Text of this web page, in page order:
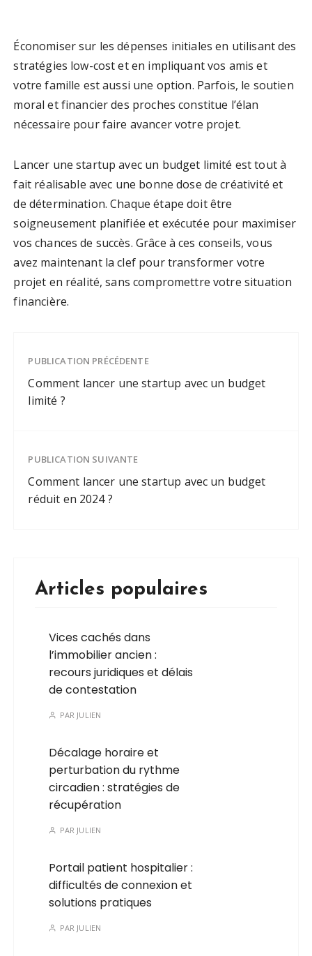
Économiser sur les dépenses initiales en utilisant des
stratégies low-cost et en impliquant vos amis et
votre famille est aussi une option. Parfois, le soutien
moral et financier des proches constitue l’élan
nécessaire pour faire avancer votre projet.
Lancer une startup avec un budget limité est tout à
fait réalisable avec une bonne dose de créativité et
de détermination. Chaque étape doit être
soigneusement planifiée et exécutée pour maximiser
vos chances de succès. Grâce à ces conseils, vous
avez maintenant la clef pour transformer votre
projet en réalité, sans compromettre votre situation
financière.
PUBLICATION PRÉCÉDENTE
Comment lancer une startup avec un budget
limité ?
PUBLICATION SUIVANTE
Comment lancer une startup avec un budget
réduit en 2024 ?
Articles populaires
Vices cachés dans
l’immobilier ancien :
recours juridiques et délais
de contestation
PAR JULIEN
Décalage horaire et
perturbation du rythme
circadien : stratégies de
récupération
PAR JULIEN
Portail patient hospitalier :
difficultés de connexion et
solutions pratiques
PAR JULIEN